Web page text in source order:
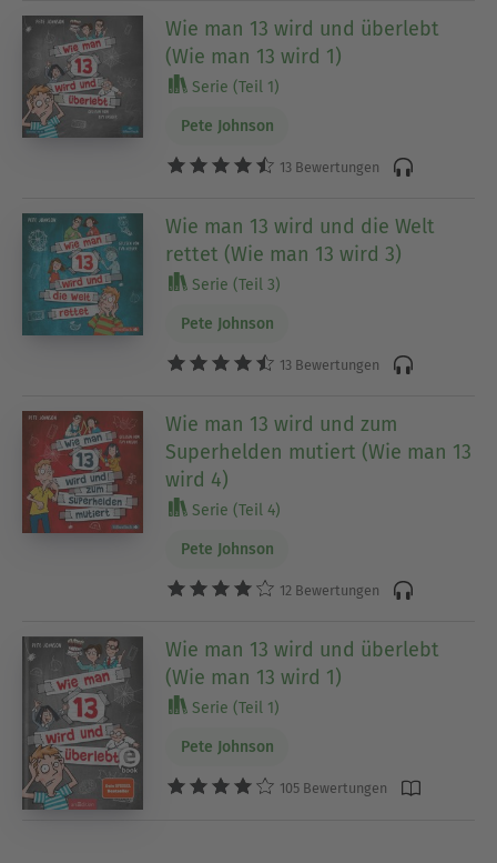
Wie man 13 wird und überlebt
(Wie man 13 wird 1)
Serie (Teil 1)
Pete Johnson
13 Bewertungen
Wie man 13 wird und die Welt
rettet (Wie man 13 wird 3)
Serie (Teil 3)
Pete Johnson
13 Bewertungen
Wie man 13 wird und zum
Superhelden mutiert (Wie man 13
wird 4)
Serie (Teil 4)
Pete Johnson
12 Bewertungen
Wie man 13 wird und überlebt
(Wie man 13 wird 1)
Serie (Teil 1)
Pete Johnson
105 Bewertungen